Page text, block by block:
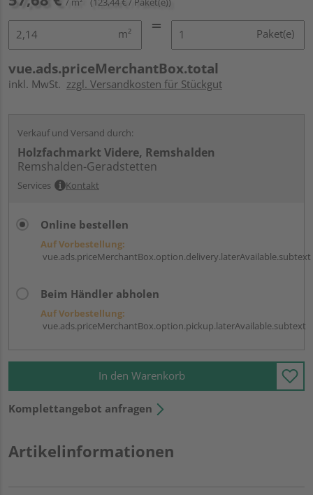
m² Paket(e)
vue.ads.priceMerchantBox.total
inkl. MwSt. zzgl. Versandkosten für Stückgut
Verkauf und Versand durch:
Holzfachmarkt Videre, Remshalden
Remshalden-Geradstetten
Services Kontakt
Online bestellen
Auf Vorbestellung:
vue.ads.priceMerchantBox.option.delivery.laterAvailable.subtext
Beim Händler abholen
Auf Vorbestellung:
vue.ads.priceMerchantBox.option.pickup.laterAvailable.subtext
In den Warenkorb
Komplettangebot anfragen
Artikelinformationen